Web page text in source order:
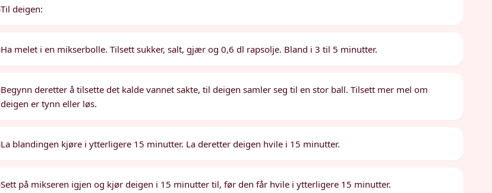
Til deigen:
Ha melet i en mikserbolle. Tilsett sukker, salt, gjær og 0,6 dl rapsolje. Bland i 3 til 5 minutter.
Begynn deretter å tilsette det kalde vannet sakte, til deigen samler seg til en stor ball. Tilsett mer mel om
deigen er tynn eller løs.
La blandingen kjøre i ytterligere 15 minutter. La deretter deigen hvile i 15 minutter.
Sett på mikseren igjen og kjør deigen i 15 minutter til, før den får hvile i ytterligere 15 minutter.